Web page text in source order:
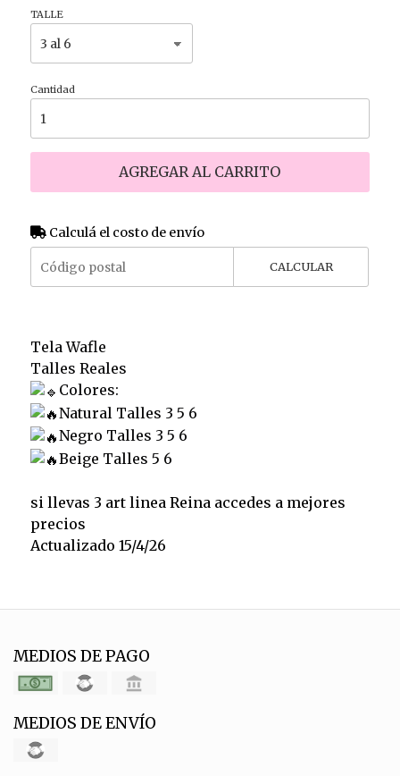
TALLE
Cantidad
AGREGAR AL CARRITO
Calculá el costo de envío
CALCULAR
Tela Wafle
Talles Reales
Colores:
Natural Talles 3 5 6
Negro Talles 3 5 6
Beige Talles 5 6
si llevas 3 art linea Reina accedes a mejores
precios
Actualizado 15/4/26
MEDIOS DE PAGO
MEDIOS DE ENVÍO